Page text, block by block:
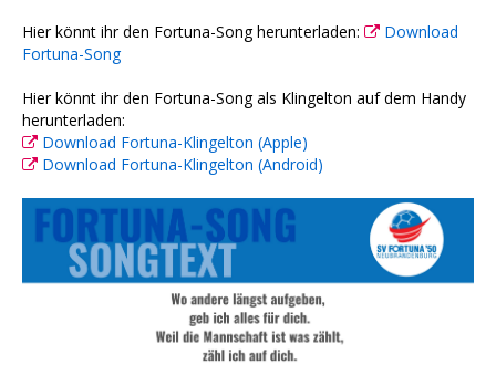
Hier könnt ihr den Fortuna-Song herunterladen:
Download
Fortuna-Song
Hier könnt ihr den Fortuna-Song als Klingelton auf dem Handy
herunterladen:
Download Fortuna-Klingelton (Apple)
Download Fortuna-Klingelton (Android)